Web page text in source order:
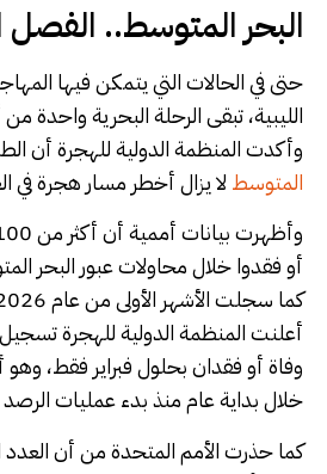
البحر المتوسط.. الفصل
حتى في الحالات التي يتمكن فيها
الليبية، تبقى الرحلة البحرية واحدة
وأكدت المنظمة الدولية للهجرة أن
المتوسط لا يزال أخطر مسار هجرة في
وفاة أو فقدان بحلول فبراير فقط،
خلال بداية عام منذ بدء عمليات الرصد عام
كما حذرت الأمم المتحدة من أن